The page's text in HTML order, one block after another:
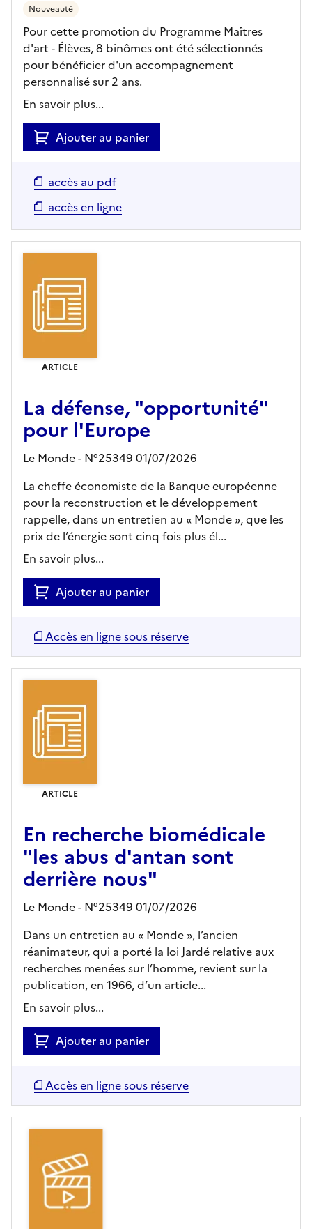
Nouveauté
Pour cette promotion du Programme Maîtres
d'art - Élèves, 8 binômes ont été sélectionnés
pour bénéficier d'un accompagnement
personnalisé sur 2 ans.
En savoir plus...
Ajouter au panier
accès au pdf
accès en ligne
ARTICLE
La défense, "opportunité"
pour l'Europe
Le Monde - N°25349 01/07/2026
La cheffe économiste de la Banque européenne
pour la reconstruction et le développement
rappelle, dans un entretien au « Monde », que les
prix de l’énergie sont cinq fois plus él...
En savoir plus...
Ajouter au panier
Accès en ligne sous réserve
ARTICLE
En recherche biomédicale
"les abus d'antan sont
derrière nous"
Le Monde - N°25349 01/07/2026
Dans un entretien au « Monde », l’ancien
réanimateur, qui a porté la loi Jardé relative aux
recherches menées sur l’homme, revient sur la
publication, en 1966, d’un article...
En savoir plus...
Ajouter au panier
Accès en ligne sous réserve